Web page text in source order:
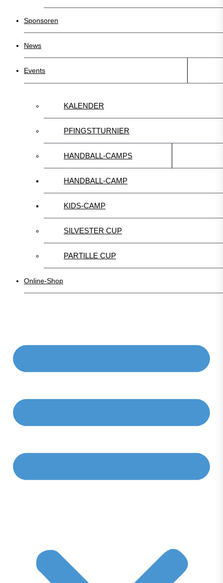
Sponsoren
News
Events
KALENDER
PFINGSTTURNIER
HANDBALL-CAMPS
HANDBALL-CAMP
KIDS-CAMP
SILVESTER CUP
PARTILLE CUP
Online-Shop